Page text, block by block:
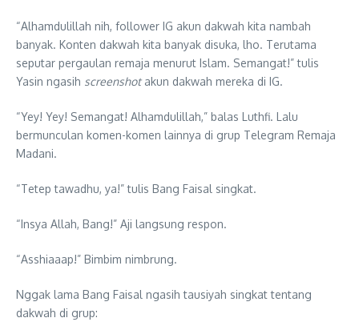
“Alhamdulillah nih, follower IG akun dakwah kita nambah
banyak. Konten dakwah kita banyak disuka, lho. Terutama
seputar pergaulan remaja menurut Islam. Semangat!” tulis
Yasin ngasih screenshotakun dakwah mereka di IG.
“Yey! Yey! Semangat! Alhamdulillah,” balas Luthfi. Lalu
bermunculan komen-komen lainnya di grup Telegram Remaja
Madani.
“Tetep tawadhu, ya!” tulis Bang Faisal singkat.
“Insya Allah, Bang!” Aji langsung respon.
“Asshiaaap!” Bimbim nimbrung.
Nggak lama Bang Faisal ngasih tausiyah singkat tentang
dakwah di grup: